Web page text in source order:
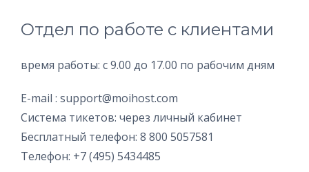
Отдел по работе с клиентами
время работы: с 9.00 до 17.00 по рабочим дням
E-mail : support@moihost.com
Система тикетов: через личный кабинет
Бесплатный телефон: 8 800 5057581
Телефон: +7 (495) 5434485